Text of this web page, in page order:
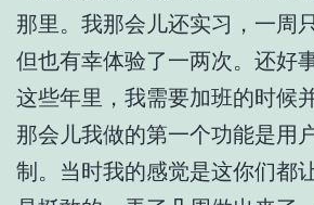
那里。我那会儿还实习，一周
但也有幸体验了一两次。还好
这些年里，我需要加班的时候
那会儿我做的第一个功能是用
制。当时我的感觉是这你们都